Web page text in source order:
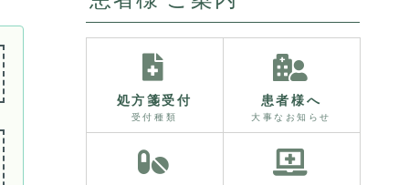
処方箋受付
受付種類
患者様へ
大事なお知らせ